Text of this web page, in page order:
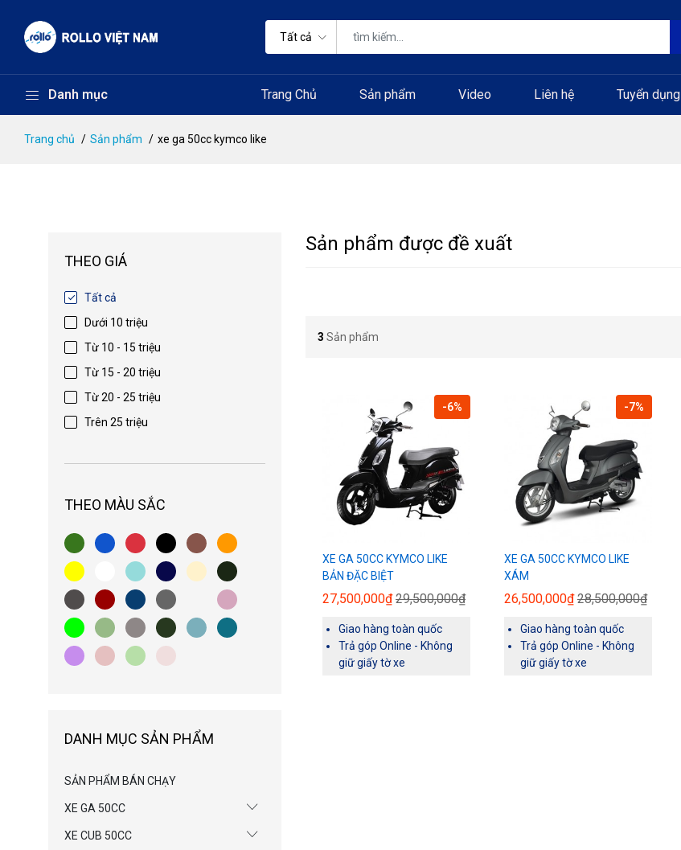
Tất cả
Danh mục Trang Chủ Sản phẩm Video Liên hệ Tuyển dụng
Trang chủ Sản phẩm xe ga 50cc kymco like
THEO GIÁ
Tất cả
Dưới 10 triệu
Từ 10 - 15 triệu
Từ 15 - 20 triệu
Từ 20 - 25 triệu
Trên 25 triệu
THEO MÀU SẮC
DANH MỤC SẢN PHẨM
SẢN PHẨM BÁN CHẠY
XE GA 50CC
XE CUB 50CC
Sản phẩm được đề xuất
3 Sản phẩm
-6%
XE GA 50CC KYMCO LIKE
BẢN ĐẶC BIỆT
27,500,000₫29,500,000₫
Giao hàng toàn quốc
Trả góp Online - Không
giữ giấy tờ xe
-7%
XE GA 50CC KYMCO LIKE
XÁM
26,500,000₫28,500,000₫
Giao hàng toàn quốc
Trả góp Online - Không
giữ giấy tờ xe